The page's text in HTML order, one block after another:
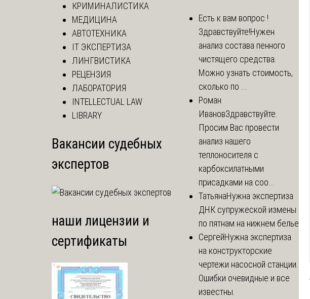
КРИМИНАЛИСТИКА
МЕДИЦИНА
АВТОТЕХНИКА
IT ЭКСПЕРТИЗА
ЛИНГВИСТИКА
РЕЦЕНЗИЯ
ЛАБОРАТОРИЯ
INTELLECTUAL LAW
LIBRARY
Вакансии судебных
экспертов
наши лицензии и
сертификаты
Есть к вам вопрос !
Здравствуйте!Нужен
анализ состава пенного
чистящего средства.
Можно узнать стоимость,
сколько по ...
Роман
ИвановЗдравствуйте.
Просим Вас провести
анализ нашего
теплоносителя с
карбоксилатными
присадками на соо...
ТатьянаНужна экспертиза
ДНК супружеской измены
по пятнам на нижнем белье
СергейНужна экспертиза
на конструкторские
чертежи насосной станции.
Ошибки очевидные и все
известны.